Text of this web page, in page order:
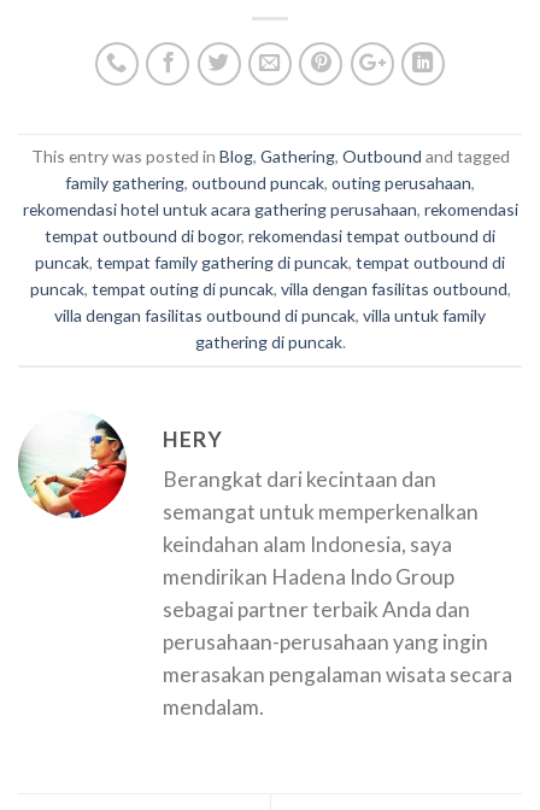
This entry was posted in Blog, Gathering, Outbound and tagged
family gathering, outbound puncak, outing perusahaan,
rekomendasi hotel untuk acara gathering perusahaan, rekomendasi
tempat outbound di bogor, rekomendasi tempat outbound di
puncak, tempat family gathering di puncak, tempat outbound di
puncak, tempat outing di puncak, villa dengan fasilitas outbound,
villa dengan fasilitas outbound di puncak, villa untuk family
gathering di puncak.
HERY
Berangkat dari kecintaan dan
semangat untuk memperkenalkan
keindahan alam Indonesia, saya
mendirikan Hadena Indo Group
sebagai partner terbaik Anda dan
perusahaan-perusahaan yang ingin
merasakan pengalaman wisata secara
mendalam.